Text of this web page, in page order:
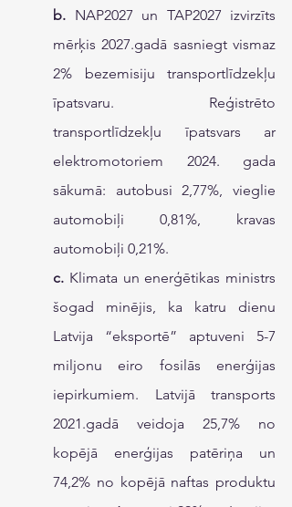
b. NAP2027 un TAP2027 izvirzīts
mērķis 2027.gadā sasniegt vismaz
2% bezemisiju transportlīdzekļu
īpatsvaru. Reģistrēto
transportlīdzekļu īpatsvars ar
elektromotoriem 2024. gada
sākumā: autobusi 2,77%, vieglie
automobiļi 0,81%, kravas
automobiļi 0,21%.
c. Klimata un enerģētikas ministrs
šogad minējis, ka katru dienu
Latvija “eksportē” aptuveni 5-7
miljonu eiro fosilās enerģijas
iepirkumiem. Latvijā transports
2021.gadā veidoja 25,7% no
kopējā enerģijas patēriņa un
74,2% no kopējā naftas produktu